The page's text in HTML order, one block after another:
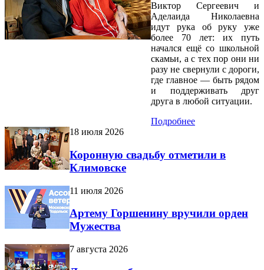
Виктор Сергеевич и
Аделаида Николаевна
идут рука об руку уже
более 70 лет: их путь
начался ещё со школьной
скамьи, а с тех пор они ни
разу не свернули с дороги,
где главное — быть рядом
и поддерживать друг
друга в любой ситуации.
Подробнее
18 июля 2026
Коронную свадьбу отметили в
Климовске
11 июля 2026
Артему Горшенину вручили орден
Мужества
7 августа 2026